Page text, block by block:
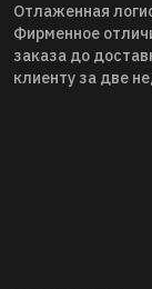
Отлаженная
Фирменное
заказа до
клиенту за две